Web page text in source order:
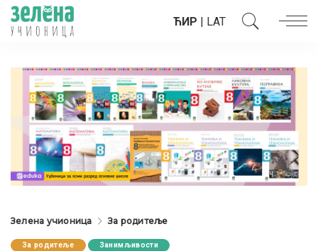
ЋИР | LAT
Зелена учионица За родитеље
За родитеље Занимљивости